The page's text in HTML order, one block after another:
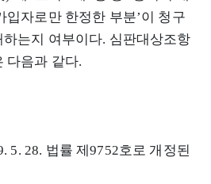
입자로만 한정한 부분’이 청구
는지 여부이다. 심판대상조항
다음과 같다.
5. 28. 법률 제9752호로 개정된